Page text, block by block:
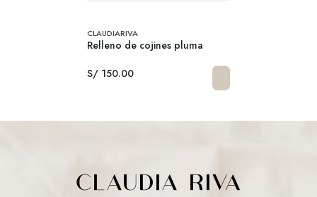
CLAUDIARIVA
Relleno de cojines pluma
S/ 150.00